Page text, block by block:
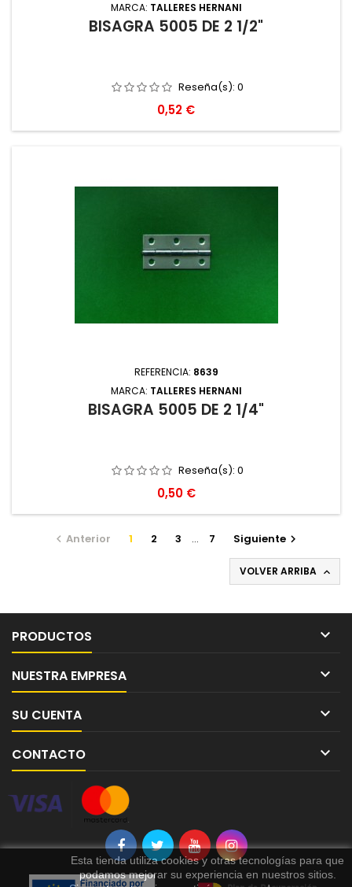
MARCA: TALLERES HERNANI
BISAGRA 5005 DE 2 1/2"
Reseña(s): 0
Precio
0,52 €
REFERENCIA: 8639
MARCA: TALLERES HERNANI
BISAGRA 5005 DE 2 1/4"
Reseña(s): 0
Precio
0,50 €
 Anterior 1 2 3 … 7 Siguiente 
VOLVER ARRIBA 
PRODUCTOS 
NUESTRA EMPRESA 
SU CUENTA 
CONTACTO 
Esta tienda utiliza cookies y otras tecnologías para que
podamos mejorar su experiencia en nuestros sitios.